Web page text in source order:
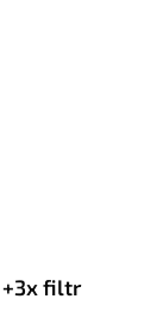
+3x filtr